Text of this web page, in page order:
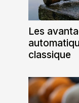
Les
classique